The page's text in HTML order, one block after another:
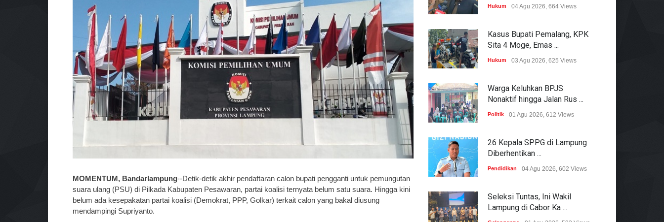
MOMENTUM, Bandarlampung--Detik-detik akhir pendaftaran calon bupati pengganti untuk pemungutan
suara ulang (PSU) di Pilkada Kabupaten Pesawaran, partai koalisi ternyata belum satu suara. Hingga kini
belum ada kesepakatan partai koalisi (Demokrat, PPP, Golkar) terkait calon yang bakal diusung
mendampingi Supriyanto.
Hukum 04 Agu 2026, 664 Views
Kasus Bupati Pemalang, KPK
Sita 4 Moge, Emas ...
Hukum 03 Agu 2026, 625 Views
Warga Keluhkan BPJS
Nonaktif hingga Jalan Rus ...
Politik 01 Agu 2026, 612 Views
26 Kepala SPPG di Lampung
Diberhentikan ...
Pendidikan 04 Agu 2026, 602 Views
Seleksi Tuntas, Ini Wakil
Lampung di Cabor Ka ...